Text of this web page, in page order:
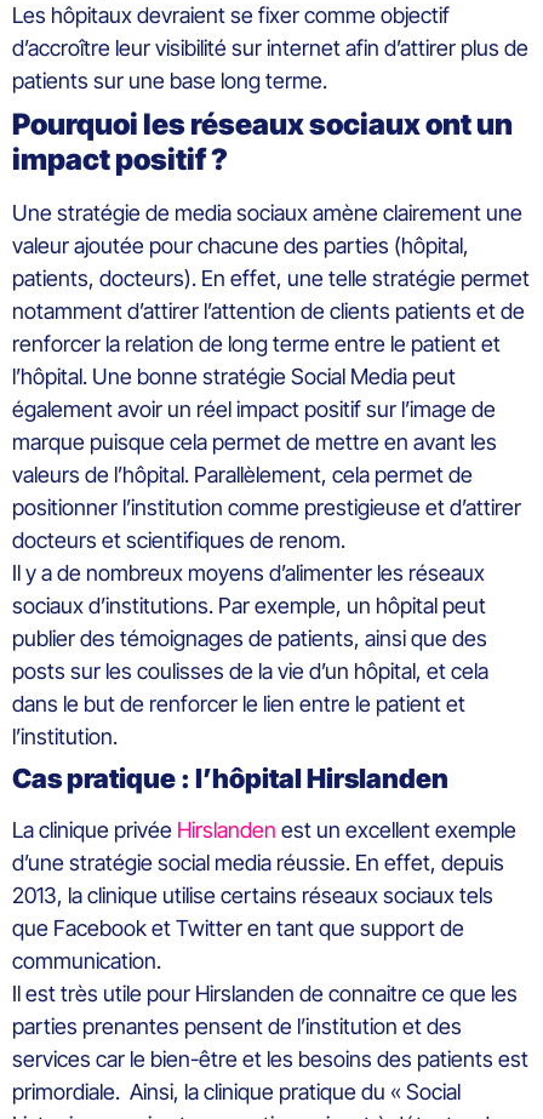
Les hôpitaux devraient se fixer comme objectif
d’accroître leur visibilité sur internet afin d’attirer plus de
patients sur une base long terme.
Pourquoi les réseaux sociaux ont un
impact positif ?
Une stratégie de media sociaux amène clairement une
valeur ajoutée pour chacune des parties (hôpital,
patients, docteurs). En effet, une telle stratégie permet
notamment d’attirer l’attention de clients patients et de
renforcer la relation de long terme entre le patient et
l’hôpital. Une bonne stratégie Social Media peut
également avoir un réel impact positif sur l’image de
marque puisque cela permet de mettre en avant les
valeurs de l’hôpital. Parallèlement, cela permet de
positionner l’institution comme prestigieuse et d’attirer
docteurs et scientifiques de renom.
Il y a de nombreux moyens d’alimenter les réseaux
sociaux d’institutions. Par exemple, un hôpital peut
publier des témoignages de patients, ainsi que des
posts sur les coulisses de la vie d’un hôpital, et cela
dans le but de renforcer le lien entre le patient et
l’institution.
Cas pratique : l’hôpital Hirslanden
La clinique privée Hirslanden est un excellent exemple
d’une stratégie social media réussie. En effet, depuis
2013, la clinique utilise certains réseaux sociaux tels
que Facebook et Twitter en tant que support de
communication.
Il est très utile pour Hirslanden de connaitre ce que les
parties prenantes pensent de l’institution et des
services car le bien-être et les besoins des patients est
primordiale. Ainsi, la clinique pratique du « Social